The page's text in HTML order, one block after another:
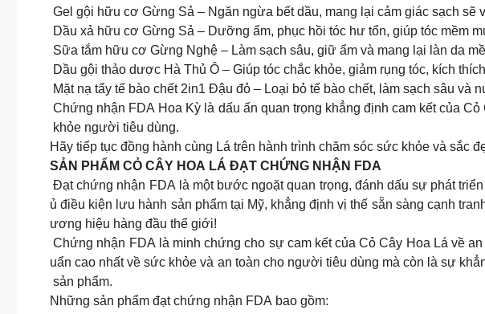
Gel gội hữu cơ Gừng Sả – Ngăn ngừa bết dầu, mang lại cảm giác sạch sẽ
Dầu xả hữu cơ Gừng Sả – Dưỡng ẩm, phục hồi tóc hư tổn, giúp tóc mềm
Sữa tắm hữu cơ Gừng Nghệ – Làm sạch sâu, giữ ẩm và mang lại làn da
Dầu gội thảo dược Hà Thủ Ô – Giúp tóc chắc khỏe, giảm rụng tóc, kích
Mặt nạ tẩy tế bào chết 2in1 Đậu đỏ – Loại bỏ tế bào chết, làm sạch sâu và
Chứng nhận FDA Hoa Kỳ là dấu ấn quan trọng khẳng định cam kết của
khỏe người tiêu dùng.
Hãy tiếp tục đồng hành cùng Lá trên hành trình chăm sóc sức khỏe và sắc
SẢN PHẨM CỎ CÂY HOA LÁ ĐẠT CHỨNG NHẬN FDA
Đạt chứng nhận FDA là một bước ngoặt quan trọng, đánh dấu sự phát
ủ điều kiện lưu hành sản phẩm tại Mỹ, khẳng định vị thế sẵn sàng cạnh
ương hiệu hàng đầu thế giới!
Chứng nhận FDA là minh chứng cho sự cam kết của Cỏ Cây Hoa Lá về
uẩn cao nhất về sức khỏe và an toàn cho người tiêu dùng mà còn là sự
sản phẩm.
Những sản phẩm đạt chứng nhận FDA bao gồm: